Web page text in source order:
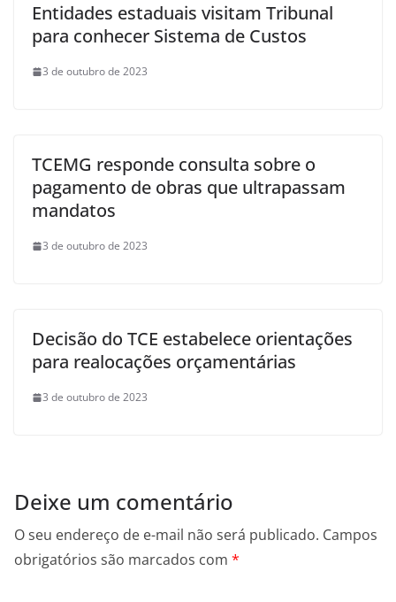
Entidades estaduais visitam Tribunal
para conhecer Sistema de Custos
3 de outubro de 2023
TCEMG responde consulta sobre o
pagamento de obras que ultrapassam
mandatos
3 de outubro de 2023
Decisão do TCE estabelece orientações
para realocações orçamentárias
3 de outubro de 2023
Deixe um comentário
O seu endereço de e-mail não será publicado. Campos
obrigatórios são marcados com *